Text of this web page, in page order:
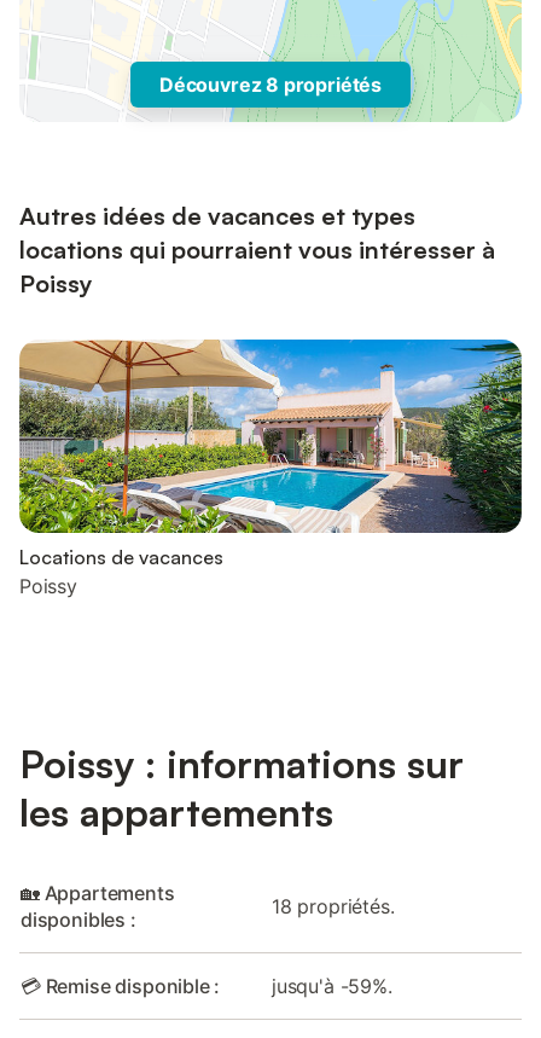
Découvrez 8 propriétés
Autres idées de vacances et types
locations qui pourraient vous intéresser à
Poissy
Locations de vacances
Poissy
Poissy : informations sur
les appartements
🏡 Appartements
disponibles :
18 propriétés.
💳 Remise disponible : jusqu'à -59%.